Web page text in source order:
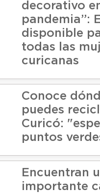
decorativo
pandemia”:
disponible
todas las
curicanas
Conoce
puedes
Curicó:
puntos
Encuentran
importante